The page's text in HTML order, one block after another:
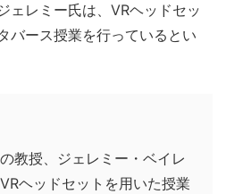
ェレミー氏は、VRヘッドセッ
バース授業を行っているとい
教授、ジェレミー・ベイレ
ヘッドセットを用いた授業